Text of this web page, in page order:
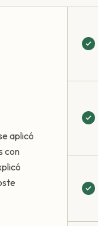
aplicó
con